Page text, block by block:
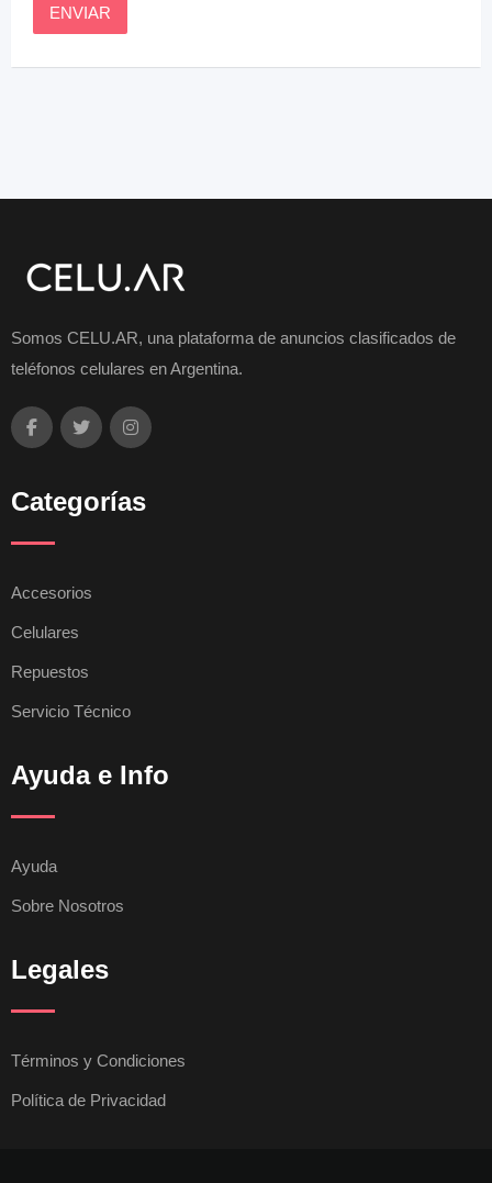
Somos CELU.AR, una plataforma de anuncios clasificados de
teléfonos celulares en Argentina.
Categorías
Accesorios
Celulares
Repuestos
Servicio Técnico
Ayuda e Info
Ayuda
Sobre Nosotros
Legales
Términos y Condiciones
Política de Privacidad